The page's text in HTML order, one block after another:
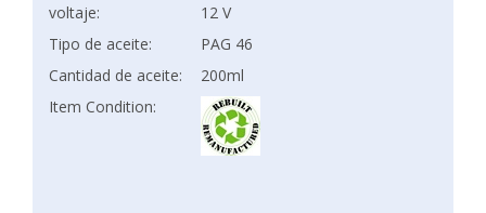
voltaje:
12 V
Tipo de aceite:
PAG 46
Cantidad de aceite:
200ml
Item Condition: